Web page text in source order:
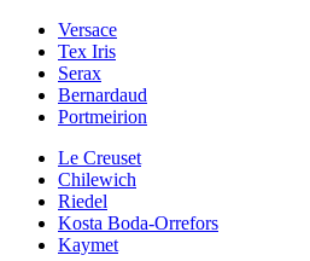
Versace
Tex Iris
Serax
Bernardaud
Portmeirion
Le Creuset
Chilewich
Riedel
Kosta Boda-Orrefors
Kaymet